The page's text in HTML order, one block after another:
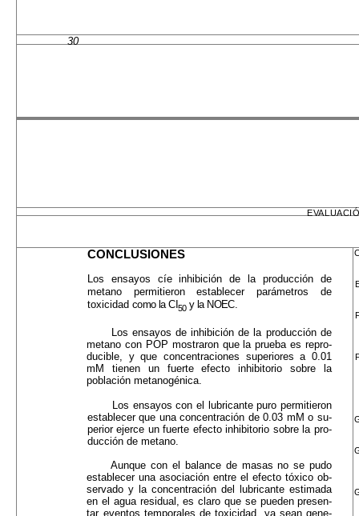
30
CONCLUSIONES
Los ensayos cíe inhibición de la producción de
meta­no permitieron establecer parámetros de
toxicidad como la CI 50y la NOEC.
Los ensayos de inhibición de la producción de
metano con POP mostraron que la prueba es repro-
ducible, y que concentraciones superiores a 0.01
mM tienen un fuerte efecto inhibitorio sobre la
población metanogénica.
Los ensayos con el lubricante puro permitieron
establecer que una concentración de 0.03 mM o su­
perior ejerce un fuerte efecto inhibitorio sobre la pro­
ducción de metano.
Aunque con el balance de masas no se pudo
establecer una asociación entre el efecto tóxico ob­
servado y la concentración del lubricante estimada
en el agua residual, es claro que se pueden presen­
tar eventos temporales de toxicidad, ya sean gene­